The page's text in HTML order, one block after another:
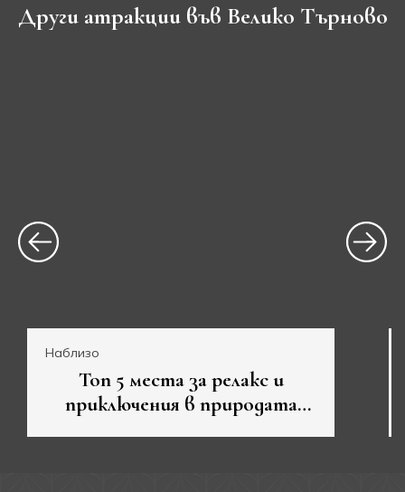
Други атракции във Велико Търново
Наблизо
Топ 5 места за релакс и
приключения в природата